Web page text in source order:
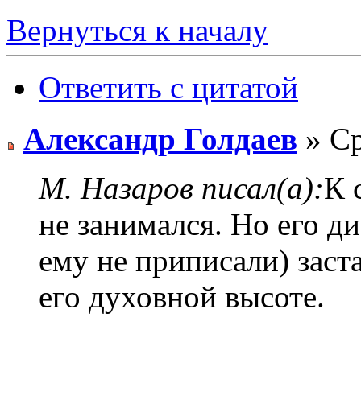
Вернуться к началу
Ответить с цитатой
Александр Голдаев »
М. Назаров писал(а):К
не занимался. Но его
ему не приписали)
его духовной высоте.